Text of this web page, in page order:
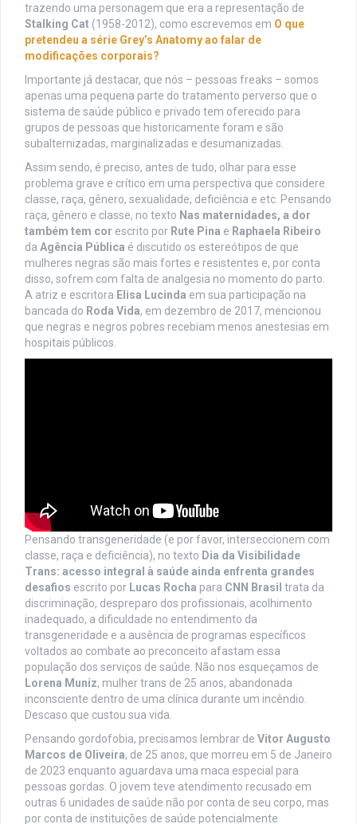
trazendo uma personagem que era a representação de
Stalking Cat (1958-2012), como escrevemos em O que
pretendeu a série Grey’s Anatomy ao falar de
modificações corporais?
Importante já destacar, que nós – pessoas freaks – somos
apenas uma pequena parte do tratamento perverso que o
sistema de saúde público e privado tem oferecido para
grupos de pessoas que historicamente foram e são
subalternizadas, marginalizadas e desumanizadas.
Assim sendo, é preciso, antes de tudo, olhar para esse
problema grave e crítico em uma perspectiva que considere
classe, raça, gênero, sexualidade, deficiência e etc. Pensando
raça, gênero e classe, no texto Nas maternidades, a dor
também tem cor escrito por Rute Pina e Raphaela Ribeiro
da Agência Pública é discutido os estereótipos de que
mulheres negras são mais fortes e resistentes e, por conta
disso, sofrem com falta de analgesia no momento do parto.
A atriz e escritora Elisa Lucinda em sua participação na
bancada do Roda Vida, em dezembro de 2017, mencionou
que negras e negros pobres recebiam menos anestesias em
hospitais públicos.
Pensando transgeneridade (e por favor, interseccionem com
classe, raça e deficiência), no texto Dia da Visibilidade
Trans: acesso integral à saúde ainda enfrenta grandes
desafios escrito por Lucas Rocha para CNN Brasil trata da
discriminação, despreparo dos profissionais, acolhimento
inadequado, a dificuldade no entendimento da
transgeneridade e a ausência de programas específicos
voltados ao combate ao preconceito afastam essa
população dos serviços de saúde. Não nos esqueçamos de
Lorena Muniz, mulher trans de 25 anos, abandonada
inconsciente dentro de uma clínica durante um incêndio.
Descaso que custou sua vida.
Pensando gordofobia, precisamos lembrar de Vitor Augusto
Marcos de Oliveira, de 25 anos, que morreu em 5 de Janeiro
de 2023 enquanto aguardava uma maca especial para
pessoas gordas. O jovem teve atendimento recusado em
outras 6 unidades de saúde não por conta de seu corpo, mas
por conta de instituições de saúde potencialmente